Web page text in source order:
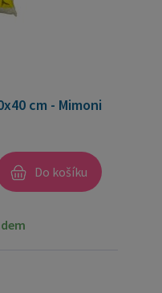
cm - Mimoni
Do košíku